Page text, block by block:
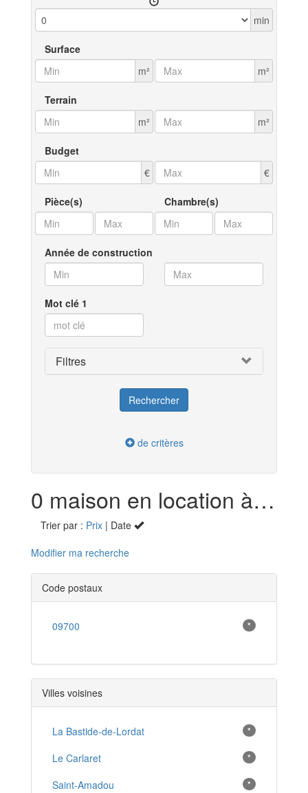
min
Surface
m²
m²
Terrain
m²
m²
Budget
€
€
Pièce(s) Chambre(s)
Année de construction
Mot clé 1
Filtres
de critères
0 maison en location à Tremoulet (09)
Trier par : Prix | Date
Modifier ma recherche
Code postaux
09700 *
Villes voisines
La Bastide-de-Lordat *
Le Carlaret *
Saint-Amadou *